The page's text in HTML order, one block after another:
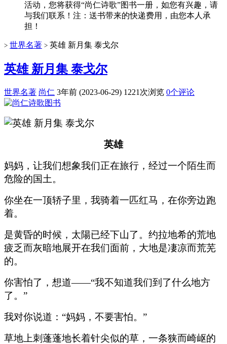
活动，您将获得“尚仁诗歌”图书一册，如您有兴趣，请
与我们联系！注：送书带来的快递费用，由您本人承
担！
> 世界名著 > 英雄 新月集 泰戈尔
英雄 新月集 泰戈尔
世界名著 尚仁 3年前 (2023-06-29) 1221次浏览 0个评论
英雄
妈妈，让我们想象我们正在旅行，经过一个陌生而
危险的国土。
你坐在一顶轿子里，我骑着一匹红马，在你旁边跑
着。
是黄昏的时候，太陽已经下山了。约拉地希的荒地
疲乏而灰暗地展开在我们面前，大地是凄凉而荒芜
的。
你害怕了，想道——“我不知道我们到了什么地方
了。”
我对你说道：“妈妈，不要害怕。”
草地上刺蓬蓬地长着针尖似的草，一条狭而崎岖的